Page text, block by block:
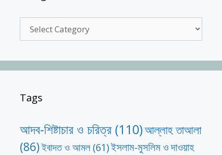
Tags
আদব-শিষ্টাচার ও চরিত্র (110)আল্লাহ তাআলা
(86)ইবাদত ও আমল(61)ইসলাম-মুসলিম ও দাওয়াহ